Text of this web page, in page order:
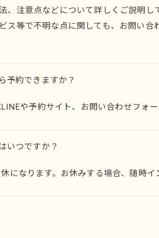
、注意点などについて詳しくご説明
ス等で不明な点に関しても、お問い合
予約できますか？
や予約サイト、お問い合わせフォー
いつですか？
になります。お休みする場合、随時イ